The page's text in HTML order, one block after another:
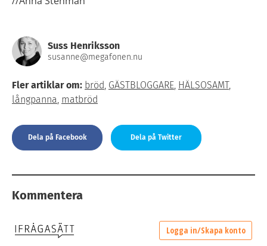
Suss Henriksson
susanne@megafonen.nu
Fler artiklar om: bröd, GÄSTBLOGGARE, HÄLSOSAMT,
långpanna, matbröd
Dela på Facebook Dela på Twitter
Kommentera